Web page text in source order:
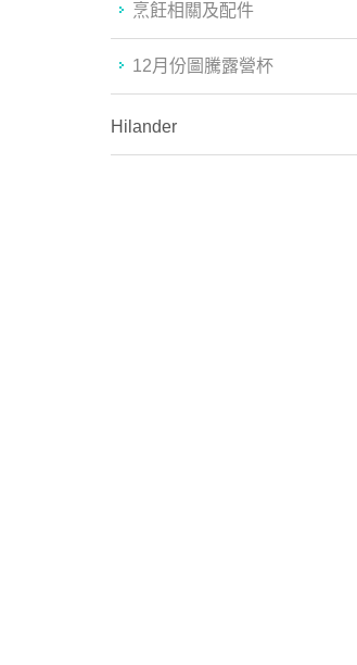
烹飪相關及配件
12月份圖騰露營杯
Hilander